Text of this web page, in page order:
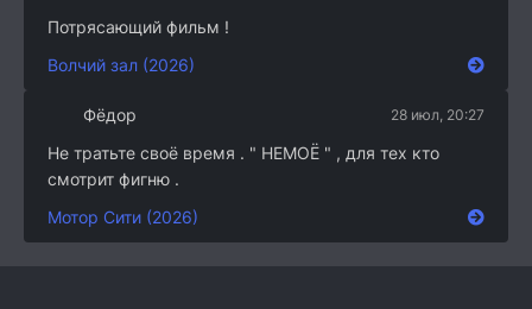
Потрясающий фильм !
Волчий зал (2026)
Фёдор 28 июл, 20:27
Не тратьте своё время . " НЕМОЁ " , для тех кто
смотрит фигню .
Мотор Сити (2026)